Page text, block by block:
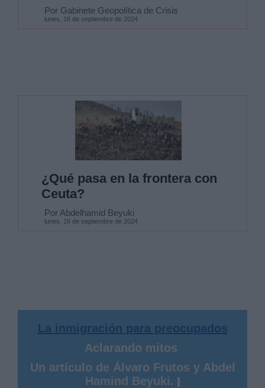
Por Gabinete Geopolítica de Crisis
lunes, 16 de septiembre de 2024
¿Qué pasa en la frontera con
Ceuta?
Por Abdelhamid Beyuki
lunes, 16 de septiembre de 2024
La inmigración para preocupados
Aclarando mitos
Un artículo de Álvaro Frutos y Abdel
Hamind Beyuki.